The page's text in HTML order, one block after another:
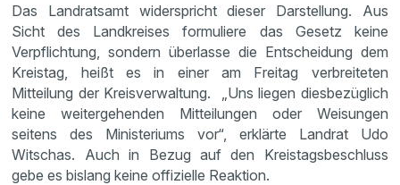
Das Landratsamt widerspricht dieser Darstellung. Aus
Sicht des Landkreises formuliere das Gesetz keine
Verpflichtung, sondern überlasse die Entscheidung dem
Kreistag, heißt es in einer am Freitag verbreiteten
Mitteilung der Kreisverwaltung. „Uns liegen diesbezüglich
keine weitergehenden Mitteilungen oder Weisungen
seitens des Ministeriums vor“, erklärte Landrat Udo
Witschas. Auch in Bezug auf den Kreistagsbeschluss
gebe es bislang keine offizielle Reaktion.